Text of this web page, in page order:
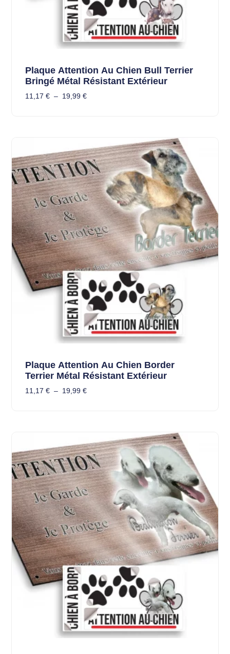
Plaque Attention Au Chien Bull Terrier
Bringé Métal Résistant Extérieur
11,17 € – 19,99 €
Plaque Attention Au Chien Border
Terrier Métal Résistant Extérieur
11,17 € – 19,99 €